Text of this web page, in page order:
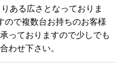
ある広さとなっておりま
ので複数台お持ちのお客様
っておりますので少しでも
わせ下さい。